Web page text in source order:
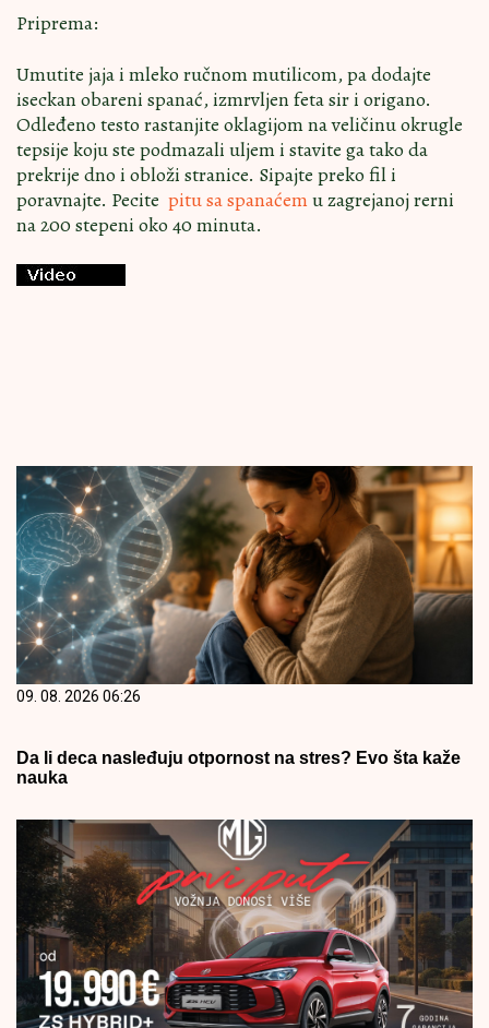
Priprema:
Umutite jaja i mleko ručnom mutilicom, pa dodajte
iseckan obareni spanać, izmrvljen feta sir i origano.
Odleđeno testo rastanjite oklagijom na veličinu okrugle
tepsije koju ste podmazali uljem i stavite ga tako da
prekrije dno i obloži stranice. Sipajte preko fil i
poravnajte. Pecite pitu sa spanaćemu zagrejanoj rerni
na 200 stepeni oko 40 minuta.
09. 08. 2026 06:26
Da li deca nasleđuju otpornost na stres? Evo šta kaže
nauka